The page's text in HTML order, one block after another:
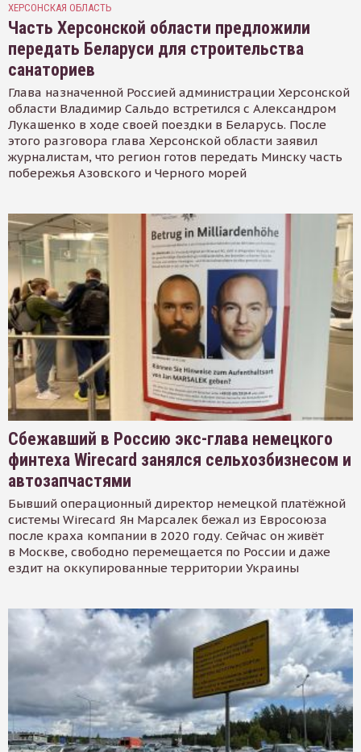
ХЕРСОНСКАЯ ОБЛАСТЬ
Часть Херсонской области предложили
передать Беларуси для строительства
санаториев
Глава назначенной Россией администрации Херсонской
области Владимир Сальдо встретился с Александром
Лукашенко в ходе своей поездки в Беларусь. После
этого разговора глава Херсонской области заявил
журналистам, что регион готов передать Минску часть
побережья Азовского и Черного морей
Сбежавший в Россию экс-глава немецкого
финтеха Wirecard занялся сельхозбизнесом и
автозапчастями
Бывший операционный директор немецкой платёжной
системы Wirecard Ян Марсалек бежал из Евросоюза
после краха компании в 2020 году. Сейчас он живёт
в Москве, свободно перемещается по России и даже
ездит на оккупированные территории Украины